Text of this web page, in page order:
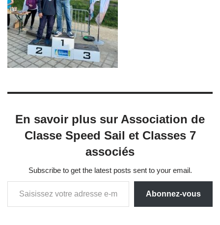
En savoir plus sur Association de
Classe Speed Sail et Classes 7
associés
Subscribe to get the latest posts sent to your email.
Abonnez-vous